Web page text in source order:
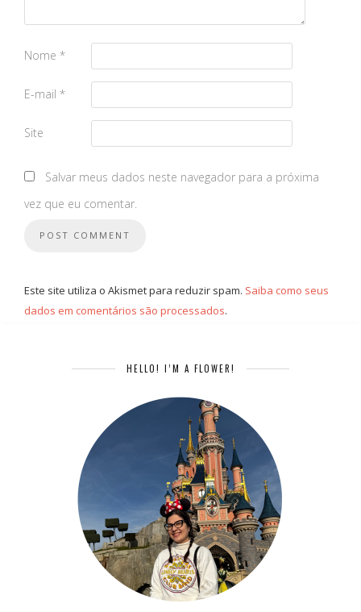
Nome *
E-mail *
Site
Salvar meus dados neste navegador para a próxima
vez que eu comentar.
Este site utiliza o Akismet para reduzir spam. Saiba como seus
dados em comentários são processados.
HELLO! I’M A FLOWER!